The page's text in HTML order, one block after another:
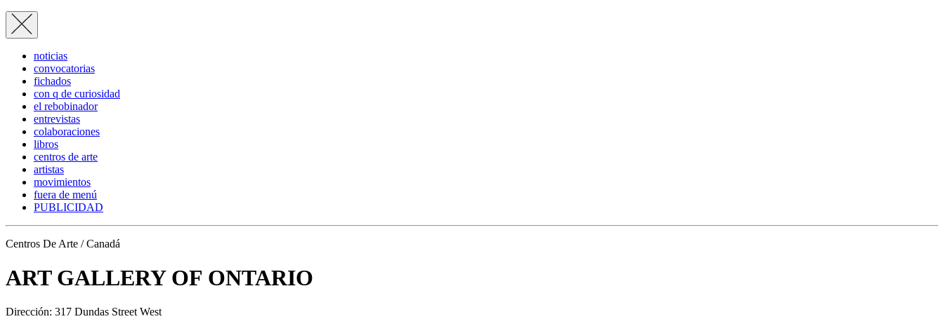
noticias
convocatorias
fichados
con q de curiosidad
el rebobinador
entrevistas
colaboraciones
libros
centros de arte
artistas
movimientos
fuera de menú
PUBLICIDAD
Centros De Arte / Canadá
ART GALLERY OF ONTARIO
Dirección: 317 Dundas Street West